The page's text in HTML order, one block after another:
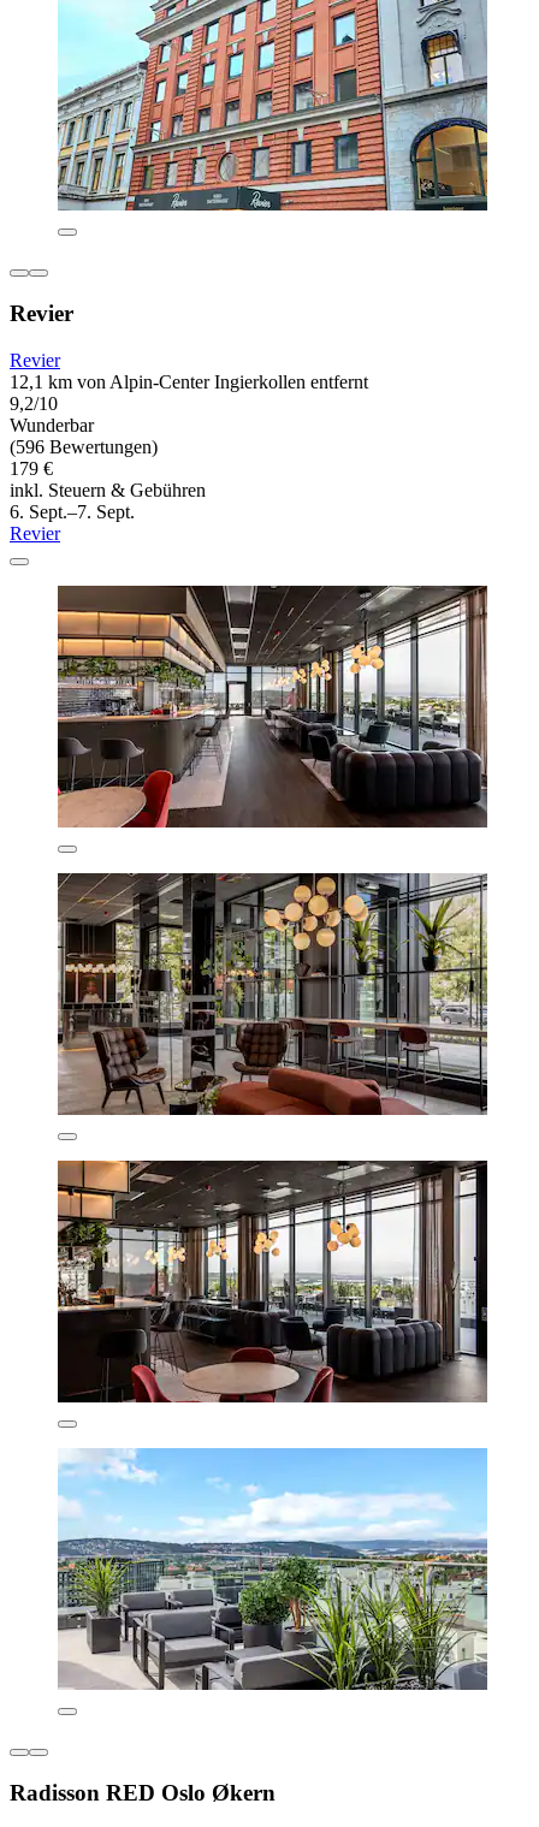
Revier
Revier
12,1 km von Alpin-Center Ingierkollen entfernt
9,2/10
Wunderbar
(596 Bewertungen)
179 €
inkl. Steuern & Gebühren
6. Sept.–7. Sept.
Revier
Radisson RED Oslo Økern